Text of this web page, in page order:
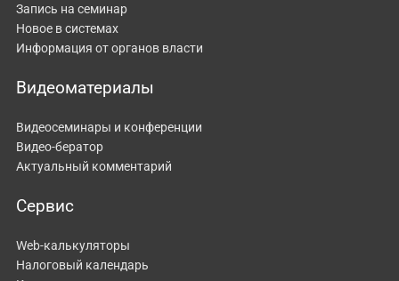
Запись на семинар
Новое в системах
Информация от органов власти
Видеоматериалы
Видеосеминары и конференции
Видео-бератор
Актуальный комментарий
Сервис
Web-калькуляторы
Налоговый календарь